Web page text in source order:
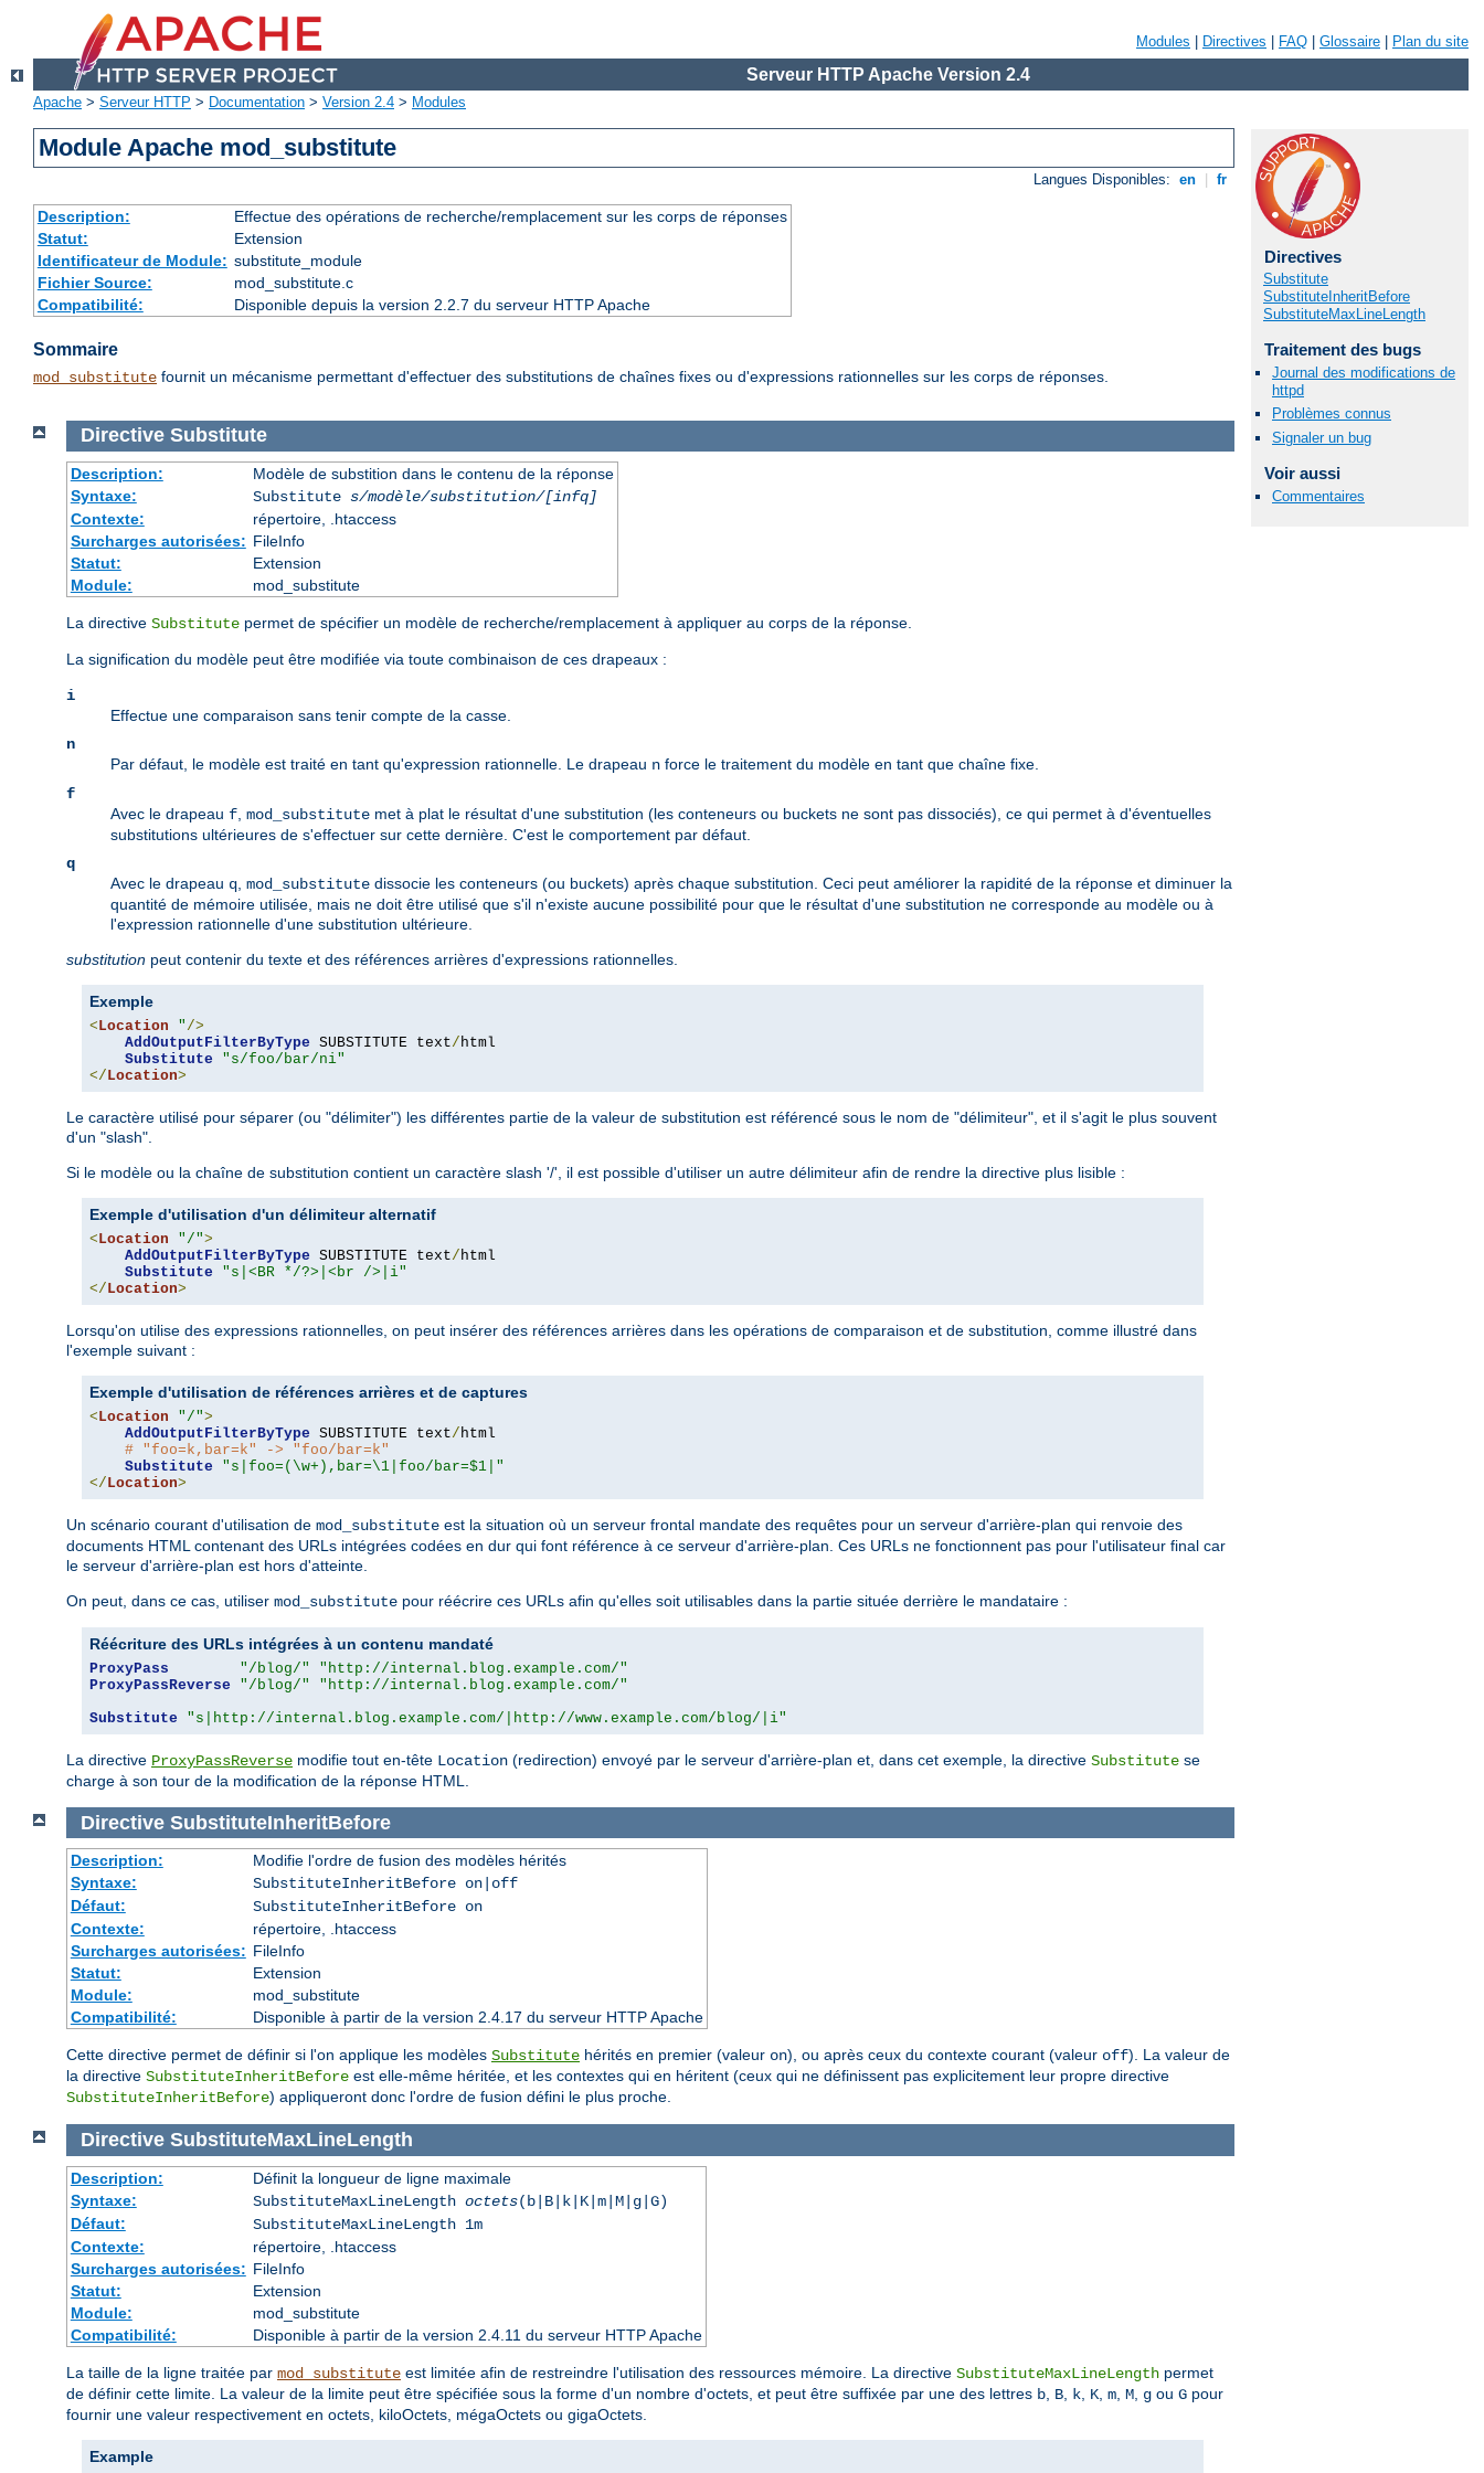
Modules Directives FAQ Glossaire Plan du site
Serveur HTTP Apache Version 2.4
Apache > Serveur HTTP > Documentation > Version 2.4 > Modules
Module Apache mod_substitute
Langues Disponibles: en fr
Description:
Effectue des opérations de recherche/remplacement sur les corps de réponses
Statut:
Extension
Identificateur de Module: substitute_module
Fichier Source:
mod_substitute.c
Compatibilité:
Disponible depuis la version 2.2.7 du serveur HTTP Apache
Sommaire
mod_substitute fournit un mécanisme permettant d'effectuer des substitutions de chaînes fixes ou d'expressions rationnelles sur les corps de réponses.
Directives
Substitute
SubstituteInheritBefore
SubstituteMaxLineLength
Traitement des bugs
Journal des modifications de
httpd
Problèmes connus
Signaler un bug
Voir aussi
Commentaires
Directive Substitute
Description:
Modèle de substition dans le contenu de la réponse
Syntaxe:
Substitute s/modèle/substitution/[infq]
Contexte:
répertoire, .htaccess
Surcharges autorisées: FileInfo
Statut:
Extension
Module:
mod_substitute
La directive Substitute permet de spécifier un modèle de recherche/remplacement à appliquer au corps de la réponse.
La signification du modèle peut être modifiée via toute combinaison de ces drapeaux :
i
Effectue une comparaison sans tenir compte de la casse.
n
Par défaut, le modèle est traité en tant qu'expression rationnelle. Le drapeau n force le traitement du modèle en tant que chaîne fixe.
f
Avec le drapeau f mod_substitute met à plat le résultat d'une substitution (les conteneurs ou buckets ne sont pas dissociés), ce qui permet à d'éventuelles
substitutions ultérieures de s'effectuer sur cette dernière. C'est le comportement par défaut.
q
Avec le drapeau q mod_substitute dissocie les conteneurs (ou buckets) après chaque substitution. Ceci peut améliorer la rapidité de la réponse et diminuer la
quantité de mémoire utilisée, mais ne doit être utilisé que s'il n'existe aucune possibilité pour que le résultat d'une substitution ne corresponde au modèle ou à
l'expression rationnelle d'une substitution ultérieure.
substitution peut contenir du texte et des références arrières d'expressions rationnelles.
Exemple
< Location " />
AddOutputFilterByType SUBSTITUTE text/ html
Substitute
"s/foo/bar/ni"
</ Location>
Le caractère utilisé pour séparer (ou "délimiter") les différentes partie de la valeur de substitution est référencé sous le nom de "délimiteur", et il s'agit le plus souvent
d'un "slash".
Si le modèle ou la chaîne de substitution contient un caractère slash '/', il est possible d'utiliser un autre délimiteur afin de rendre la directive plus lisible :
Exemple d'utilisation d'un délimiteur alternatif
< Location "/">
AddOutputFilterByType SUBSTITUTE text/ html
Substitute
"s|<BR */?>|<br />|i"
</ Location>
Lorsqu'on utilise des expressions rationnelles, on peut insérer des références arrières dans les opérations de comparaison et de substitution, comme illustré dans
l'exemple suivant :
Exemple d'utilisation de références arrières et de captures
< Location "/">
AddOutputFilterByType SUBSTITUTE text/ html
# "foo=k,bar=k" -> "foo/bar=k"
Substitute
"s|foo=(\w+),bar=\1|foo/bar=$1|"
</ Location>
Un scénario courant d'utilisation de mod_substitute est la situation où un serveur frontal mandate des requêtes pour un serveur d'arrière-plan qui renvoie des
documents HTML contenant des URLs intégrées codées en dur qui font référence à ce serveur d'arrière-plan. Ces URLs ne fonctionnent pas pour l'utilisateur final car
le serveur d'arrière-plan est hors d'atteinte.
On peut, dans ce cas, utiliser mod_substitute pour réécrire ces URLs afin qu'elles soit utilisables dans la partie située derrière le mandataire :
Réécriture des URLs intégrées à un contenu mandaté
ProxyPass "/blog/"
"http://internal.blog.example.com/"
ProxyPassReverse
"/blog/"
"http://internal.blog.example.com/"
Substitute
"s|http://internal.blog.example.com/|http://www.example.com/blog/|i"
La directive ProxyPassReverse modifie tout en-tête Location (redirection) envoyé par le serveur d'arrière-plan et, dans cet exemple, la directive Substitute se
charge à son tour de la modification de la réponse HTML.
Directive SubstituteInheritBefore
Description:
Modifie l'ordre de fusion des modèles hérités
Syntaxe:
SubstituteInheritBefore on|off
Défaut:
SubstituteInheritBefore on
Contexte:
répertoire, .htaccess
Surcharges autorisées: FileInfo
Statut:
Extension
Module:
mod_substitute
Compatibilité:
Disponible à partir de la version 2.4.17 du serveur HTTP Apache
Cette directive permet de définir si l'on applique les modèles Substitute hérités en premier (valeur on), ou après ceux du contexte courant (valeur off). La valeur de
la directive SubstituteInheritBefore est elle-même héritée, et les contextes qui en héritent (ceux qui ne définissent pas explicitement leur propre directive
SubstituteInheritBefore) appliqueront donc l'ordre de fusion défini le plus proche.
Directive SubstituteMaxLineLength
Description:
Définit la longueur de ligne maximale
Syntaxe:
SubstituteMaxLineLength octets(b|B|k|K|m|M|g|G)
Défaut:
SubstituteMaxLineLength 1m
Contexte:
répertoire, .htaccess
Surcharges autorisées: FileInfo
Statut:
Extension
Module:
mod_substitute
Compatibilité:
Disponible à partir de la version 2.4.11 du serveur HTTP Apache
La taille de la ligne traitée par mod_substitute est limitée afin de restreindre l'utilisation des ressources mémoire. La directive SubstituteMaxLineLength permet
de définir cette limite. La valeur de la limite peut être spécifiée sous la forme d'un nombre d'octets, et peut être suffixée par une des lettres b B k K m M g ou G pour
fournir une valeur respectivement en octets, kiloOctets, mégaOctets ou gigaOctets.
Example